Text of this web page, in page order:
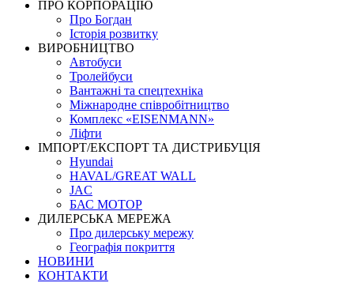
ПРО КОРПОРАЦІЮ
Про Богдан
Історія розвитку
ВИРОБНИЦТВО
Автобуси
Тролейбуси
Вантажні та спецтехніка
Міжнародне співробітництво
Комплекс «EISENMANN»
Ліфти
ІМПОРТ/ЕКСПОРТ ТА ДИСТРИБУЦІЯ
Hyundai
HAVAL/GREAT WALL
JAC
БАС МОТОР
ДИЛЕРСЬКА МЕРЕЖА
Про дилерську мережу
Географія покриття
НОВИНИ
КОНТАКТИ